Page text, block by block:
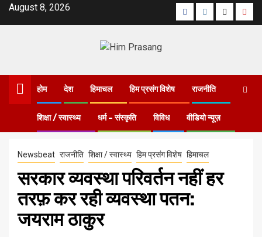
August 8, 2026
होम देश हिमाचल हिम प्रसंग विशेष राजनीति
शिक्षा / स्वास्थ्य धर्म – संस्कृति विविध वीडियो न्यूज़
सरकार व्यवस्था परिवर्तन नहीं हर तरफ़ कर रही व्यवस्था पतन: जयराम ठाकुर
Newsbeat राजनीति शिक्षा / स्वास्थ्य हिम प्रसंग विशेष हिमाचल
सरकार व्यवस्था परिवर्तन नहीं हर
तरफ़ कर रही व्यवस्था पतन:
जयराम ठाकुर